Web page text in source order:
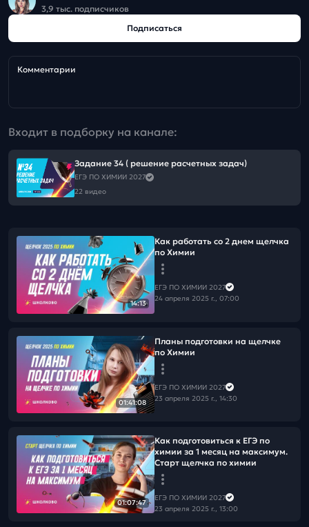
3,9 тыс. подписчиков
Подписаться
Комментарии
Входит в подборку на канале:
Задание 34 ( решение расчетных задач)
ЕГЭ ПО ХИМИИ 2027
22 видео
14:13
Как работать со 2 днем щелчка
по Химии
ЕГЭ ПО ХИМИИ 2027
24 апреля 2025 г., 07:00
01:41:08
Планы подготовки на щелчке
по Химии
ЕГЭ ПО ХИМИИ 2027
23 апреля 2025 г., 14:30
01:07:47
Как подготовиться к ЕГЭ по
химии за 1 месяц на максимум.
Старт щелчка по химии
ЕГЭ ПО ХИМИИ 2027
23 апреля 2025 г., 13:00